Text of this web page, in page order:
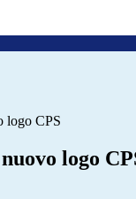
logo CPS
logo